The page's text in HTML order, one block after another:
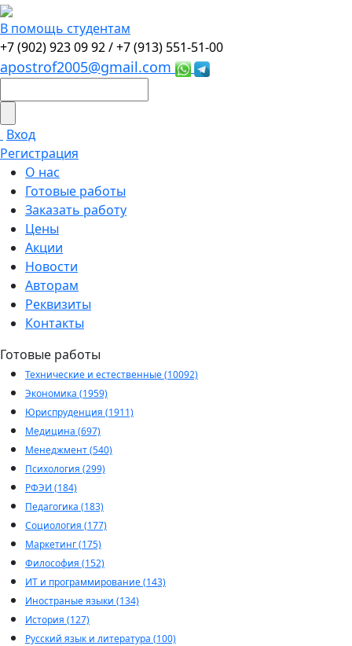
В помощь студентам
+7 (902) 923 09 92 /+7 (913) 551-51-00
apostrof2005@gmail.com
Вход
Регистрация
О нас
Готовые работы
Заказать работу
Цены
Акции
Новости
Авторам
Реквизиты
Контакты
Готовые работы
Технические и естественные (10092)
Экономика (1959)
Юриспруденция (1911)
Медицина (697)
Менеджмент (540)
Психология (299)
РФЭИ (184)
Педагогика (183)
Социология (177)
Маркетинг (175)
Философия (152)
ИТ и программирование (143)
Иностраные языки (134)
История (127)
Русский язык и литература (100)